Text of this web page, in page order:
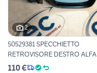
2
50529381 SPECCHIETTO
RETROVISORE DESTRO ALFA
ROMEO
110 €